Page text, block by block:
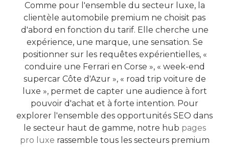
Comme pour l'ensemble du secteur luxe, la
clientèle automobile premium ne choisit pas
d'abord en fonction du tarif. Elle cherche une
expérience, une marque, une sensation. Se
positionner sur les requêtes expérientielles, «
conduire une Ferrari en Corse », « week-end
supercar Côte d'Azur », « road trip voiture de
luxe », permet de capter une audience à fort
pouvoir d'achat et à forte intention. Pour
explorer l'ensemble des opportunités SEO dans
le secteur haut de gamme, notre hub pages
pro luxe rassemble tous les secteurs premium